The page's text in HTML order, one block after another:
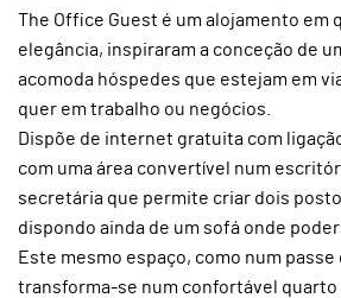
The Office Guest é um alojamento em
elegância, inspiraram a conceção de
acomoda hóspedes que estejam em
quer em trabalho ou negócios.
Dispõe de internet gratuita com
com uma área convertível num
secretária que permite criar dois
dispondo ainda de um sofá onde
Este mesmo espaço, como num passe
transforma-se num confortável quarto